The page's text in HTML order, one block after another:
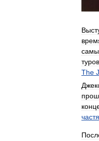
туров
The